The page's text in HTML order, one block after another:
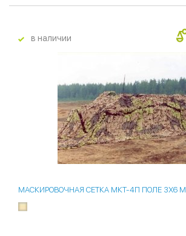
в наличии
МАСКИРОВОЧНАЯ СЕТКА МКТ-4П ПОЛЕ 3Х6 М